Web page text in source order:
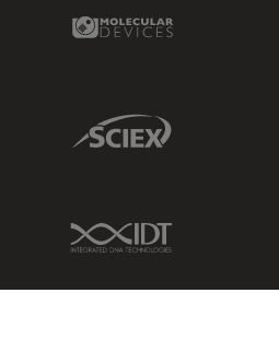
Molecular Devices
Sciex Link
IDT Link